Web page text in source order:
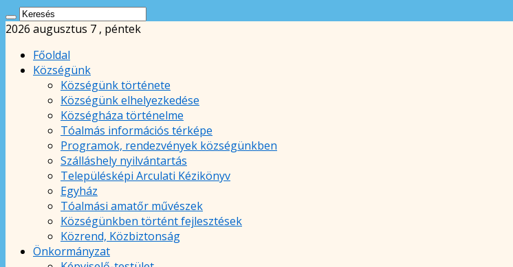
2026 augusztus 7 , péntek
Főoldal
Községünk
Községünk története
Községünk elhelyezkedése
Községháza történelme
Tóalmás információs térképe
Programok, rendezvények községünkben
Szálláshely nyilvántartás
Településképi Arculati Kézikönyv
Egyház
Tóalmási amatőr művészek
Községünkben történt fejlesztések
Közrend, Közbiztonság
Önkormányzat